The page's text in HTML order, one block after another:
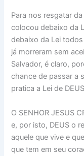
Para nos resgatar da
colocou debaixo da
debaixo da Lei
já morreram sem
Salvador, é claro,
chance de passar a
pratica a Lei de
O SENHOR JESUS
e, por isto, DEUS o
aquele que vive e
que tem em seu